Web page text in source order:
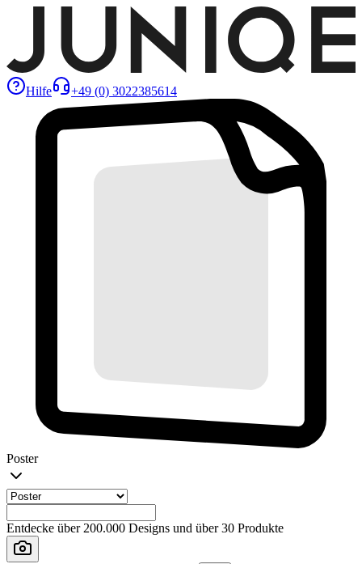
Hilfe +49 (0) 3022385614
Poster
Entdecke über 200.000 Designs und über 30 Produkte